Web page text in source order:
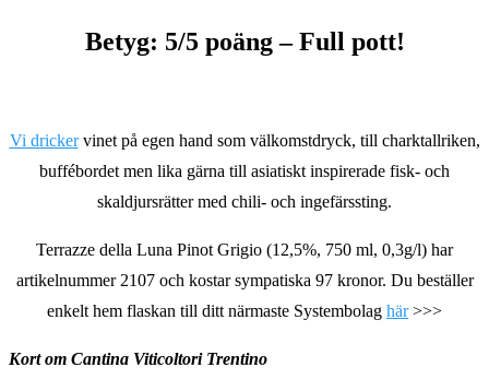
Betyg: 5/5 poäng – Full pott!
Vi drickervinet på egen hand som välkomstdryck, till charktallriken,
buffébordet men lika gärna till asiatiskt inspirerade fisk- och
skaldjursrätter med chili- och ingefärssting.
Terrazze della Luna Pinot Grigio (12,5%, 750 ml, 0,3g/l) har
artikelnummer 2107 och kostar sympatiska 97 kronor. Du beställer
enkelt hem flaskan till ditt närmaste Systembolag här>>>
Kort om Cantina Viticoltori Trentino